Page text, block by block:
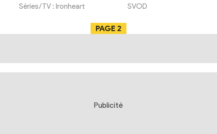
Séries/TV : Ironheart SVOD
PAGE 2
Publicité